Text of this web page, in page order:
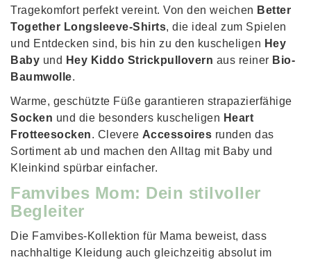
Tragekomfort perfekt vereint. Von den weichen Better
Together Longsleeve-Shirts, die ideal zum Spielen
und Entdecken sind, bis hin zu den kuscheligen Hey
Baby und Hey Kiddo Strickpullovern aus reiner Bio-
Baumwolle.
Warme, geschützte Füße garantieren strapazierfähige
Socken und die besonders kuscheligen Heart
Frotteesocken. Clevere Accessoires runden das
Sortiment ab und machen den Alltag mit Baby und
Kleinkind spürbar einfacher.
Famvibes Mom: Dein stilvoller
Begleiter
Die Famvibes-Kollektion für Mama beweist, dass
nachhaltige Kleidung auch gleichzeitig absolut im